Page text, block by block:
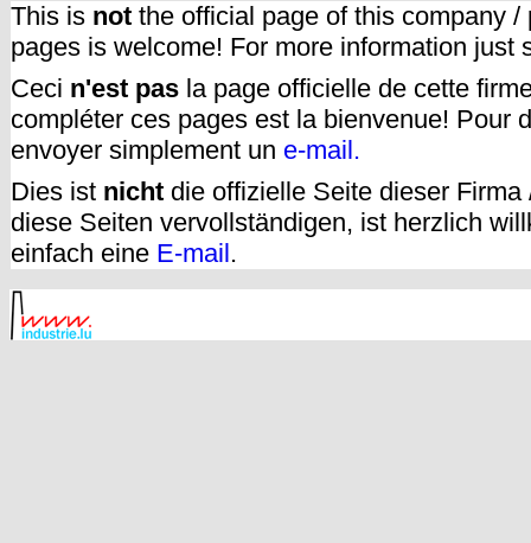
This is not the official page of this company
pages is welcome! For more information just
Ceci n'est pas la page officielle de cette
compléter ces pages est la bienvenue! Pour
envoyer simplement un e-mail.
Dies ist nicht die offizielle Seite dieser
diese Seiten vervollständigen, ist herzlich
einfach eine E-mail.